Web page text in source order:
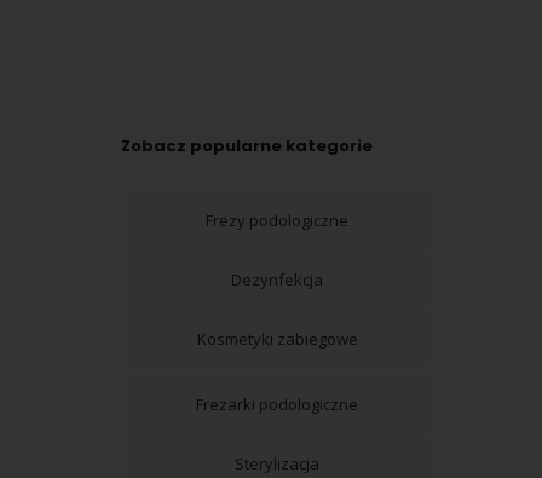
Zobacz popularne kategorie
Frezy podologiczne
Dezynfekcja
Kosmetyki zabiegowe
Frezarki podologiczne
Sterylizacja